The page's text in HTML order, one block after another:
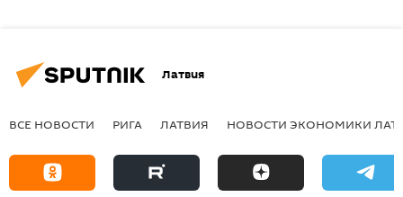
Латвия
ВСЕ НОВОСТИ РИГА ЛАТВИЯ НОВОСТИ ЭКОНОМИКИ